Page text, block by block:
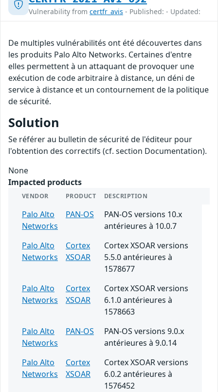
Vulnerability from certfr_avis - Published: - Updated:
De multiples vulnérabilités ont été découvertes dans
les produits Palo Alto Networks. Certaines d'entre
elles permettent à un attaquant de provoquer une
exécution de code arbitraire à distance, un déni de
service à distance et un contournement de la politique
de sécurité.
Solution
Se référer au bulletin de sécurité de l'éditeur pour
l'obtention des correctifs (cf. section Documentation).
None
Impacted products
VENDOR PRODUCT DESCRIPTION
Palo Alto
Networks
PAN-OS
PAN-OS versions 10.x
antérieures à 10.0.7
Palo Alto
Networks
Cortex
XSOAR
Cortex XSOAR versions
5.5.0 antérieures à
1578677
Palo Alto
Networks
Cortex
XSOAR
Cortex XSOAR versions
6.1.0 antérieures à
1578663
Palo Alto
Networks
PAN-OS
PAN-OS versions 9.0.x
antérieures à 9.0.14
Palo Alto
Networks
Cortex
XSOAR
Cortex XSOAR versions
6.0.2 antérieures à
1576452